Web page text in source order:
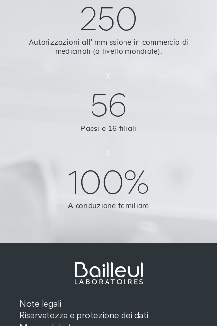
250
Autorizzazioni all'immissione in commercio di
medicinali (a livello mondiale).
x
56
Paesi e 16 filiali
x
100%
A conduzione familiare
Note legali
Riservatezza e protezione dei dati